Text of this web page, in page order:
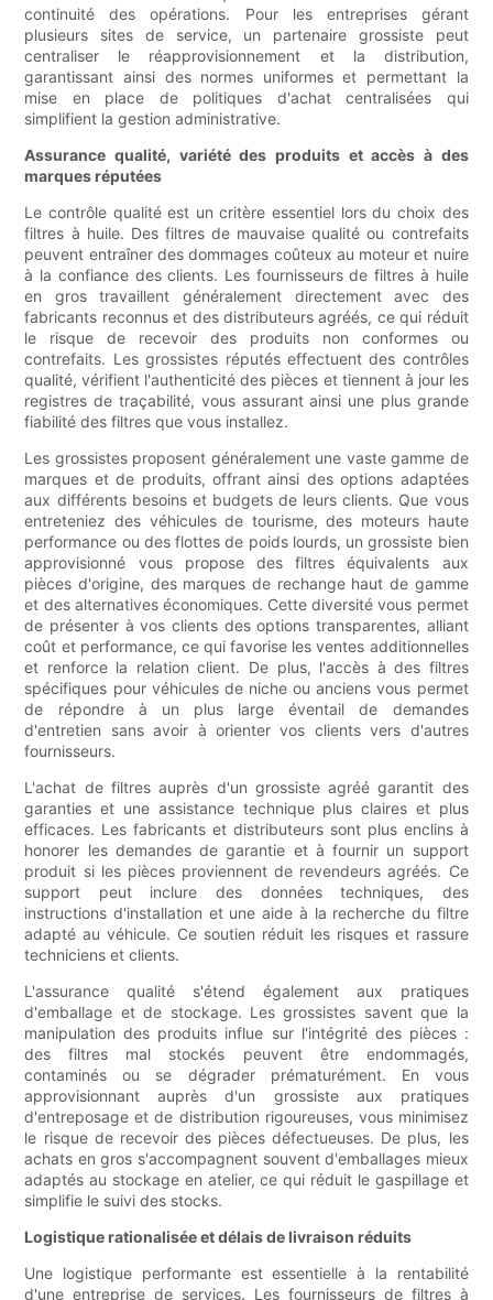
continuité des opérations. Pour les entreprises gérant
plusieurs sites de service, un partenaire grossiste peut
centraliser le réapprovisionnement et la distribution,
garantissant ainsi des normes uniformes et permettant la
mise en place de politiques d'achat centralisées qui
simplifient la gestion administrative.
Assurance qualité, variété des produits et accès à des
marques réputées
Le contrôle qualité est un critère essentiel lors du choix des
filtres à huile. Des filtres de mauvaise qualité ou contrefaits
peuvent entraîner des dommages coûteux au moteur et nuire
à la confiance des clients. Les fournisseurs de filtres à huile
en gros travaillent généralement directement avec des
fabricants reconnus et des distributeurs agréés, ce qui réduit
le risque de recevoir des produits non conformes ou
contrefaits. Les grossistes réputés effectuent des contrôles
qualité, vérifient l'authenticité des pièces et tiennent à jour les
registres de traçabilité, vous assurant ainsi une plus grande
fiabilité des filtres que vous installez.
Les grossistes proposent généralement une vaste gamme de
marques et de produits, offrant ainsi des options adaptées
aux différents besoins et budgets de leurs clients. Que vous
entreteniez des véhicules de tourisme, des moteurs haute
performance ou des flottes de poids lourds, un grossiste bien
approvisionné vous propose des filtres équivalents aux
pièces d'origine, des marques de rechange haut de gamme
et des alternatives économiques. Cette diversité vous permet
de présenter à vos clients des options transparentes, alliant
coût et performance, ce qui favorise les ventes additionnelles
et renforce la relation client. De plus, l'accès à des filtres
spécifiques pour véhicules de niche ou anciens vous permet
de répondre à un plus large éventail de demandes
d'entretien sans avoir à orienter vos clients vers d'autres
fournisseurs.
L'achat de filtres auprès d'un grossiste agréé garantit des
garanties et une assistance technique plus claires et plus
efficaces. Les fabricants et distributeurs sont plus enclins à
honorer les demandes de garantie et à fournir un support
produit si les pièces proviennent de revendeurs agréés. Ce
support peut inclure des données techniques, des
instructions d'installation et une aide à la recherche du filtre
adapté au véhicule. Ce soutien réduit les risques et rassure
techniciens et clients.
L'assurance qualité s'étend également aux pratiques
d'emballage et de stockage. Les grossistes savent que la
manipulation des produits influe sur l'intégrité des pièces :
des filtres mal stockés peuvent être endommagés,
contaminés ou se dégrader prématurément. En vous
approvisionnant auprès d'un grossiste aux pratiques
d'entreposage et de distribution rigoureuses, vous minimisez
le risque de recevoir des pièces défectueuses. De plus, les
achats en gros s'accompagnent souvent d'emballages mieux
adaptés au stockage en atelier, ce qui réduit le gaspillage et
simplifie le suivi des stocks.
Logistique rationalisée et délais de livraison réduits
Une logistique performante est essentielle à la rentabilité
d'une entreprise de services. Les fournisseurs de filtres à